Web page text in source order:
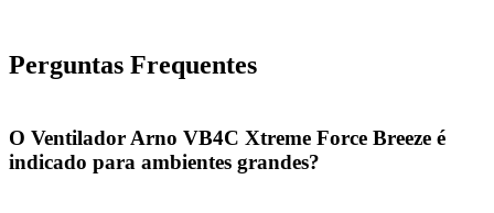
Perguntas Frequentes
O Ventilador Arno VB4C Xtreme Force Breeze é
indicado para ambientes grandes?